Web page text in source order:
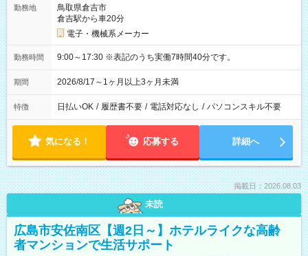
勤務地
鳥取県倉吉市
倉吉駅から車20分
電子・機械系メーカー
勤務時間 9:00～17:30 ※表記のうち実働7時間40分です。
期間 2026/8/17～1ヶ月以上3ヶ月未満
特徴 日払いOK / 履歴書不要 / 電話対応なし / パソコンスキル不要
気になる！ 応募する 詳細へ
掲載日：2026.08.03
未読
広島市安佐南区【週2日～】ホテルライクな高齢
者マンションで生活サポート